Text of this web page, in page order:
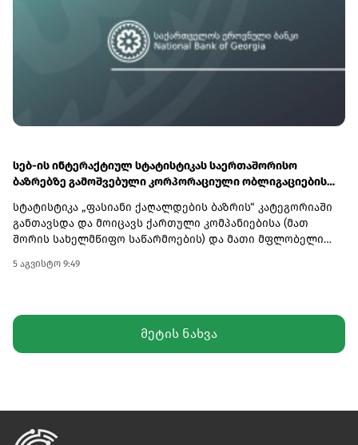
დაფიქსირებული შემთხვევა 2025 წლის აგვისტოს შემდეგ,
რისთვისაც სწორედ ახალი პარტიიდან მიღებული
რაკეტები გამოიყენეს. საერთო ჯამში, 2023 წლის ბოლოდან
2025 წლის აგვისტომდე ჩრდილოეთ კორეამ რუსეთს 150-ზე
თანამშრომლობის ახალ და უფრო მასშტაბურ ეტაპზე
სებ-ის ინტერაქტიულ სტატისტიკას საერთაშორისო
ბაზრებზე გამოშვებული კორპორაციული ობლიგაციების
სტატისტიკა „ფასიანი ქაღალდების ბაზრის“ კატეგორიაში
განთავსდა და მოიცავს ქართული კომპანიებისა (მათ
შორის სახელმწიფო საწარმოების) და მათი მფლობელი
კორპორაციული ობლიგაციების შესახებ
სხვადასხვა ჭრილში, მათ შორის ვალუტის, ვადიანობის,
ეკონომიკური სექტორისა და სხვა პარამეტრების
მიხედვით.მონაცემები ყოველთვიურად განახლდება და
პროცესში მნიშვნელოვან დახმარებას გაუწევს კაპიტალის
ბაზრის მონაწილეებს - ემიტენტებს, საბროკერო
5 აგვისტო 9:49
მეტის ნახვა